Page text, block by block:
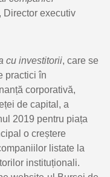
Director executiv
cu investitorii, care se
practici în
corporativă,
de capital, a
2019 pentru piața
o creștere
listate la
instituționali.